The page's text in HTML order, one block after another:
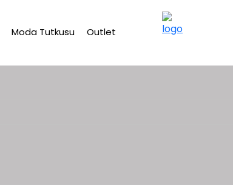
2500 TL üzeri ücretsiz kargo
Moda Tutkusu Outlet